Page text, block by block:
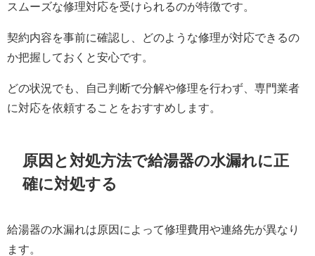
スムーズな修理対応を受けられるのが特徴です。
契約内容を事前に確認し、どのような修理が対応できるの
か把握しておくと安心です。
どの状況でも、自己判断で分解や修理を行わず、専門業者
に対応を依頼することをおすすめします。
原因と対処方法で給湯器の水漏れに正
確に対処する
給湯器の水漏れは原因によって修理費用や連絡先が異なり
ます。